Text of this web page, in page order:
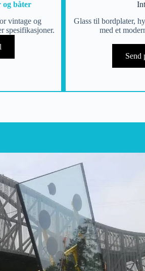
og båter
vintage og
spesifikasjoner.
Glass til bordplater,
med et
Send